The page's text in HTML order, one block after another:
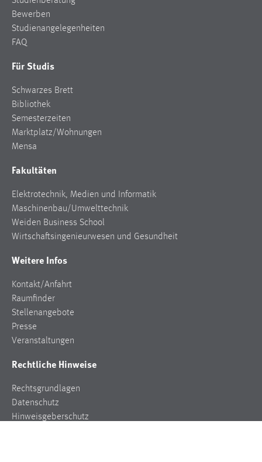
Bewerben
Studienangelegenheiten
FAQ
Für Studis
Schwarzes Brett
Bibliothek
Semesterzeiten
Marktplatz/Wohnungen
Mensa
Fakultäten
Elektrotechnik, Medien und Informatik
Maschinenbau/Umwelttechnik
Weiden Business School
Wirtschaftsingenieurwesen und Gesundheit
Weitere Infos
Kontakt/Anfahrt
Raumfinder
Stellenangebote
Presse
Veranstaltungen
Rechtliche Hinweise
Rechtsgrundlagen
Datenschutz
Hinweisgeberschutz